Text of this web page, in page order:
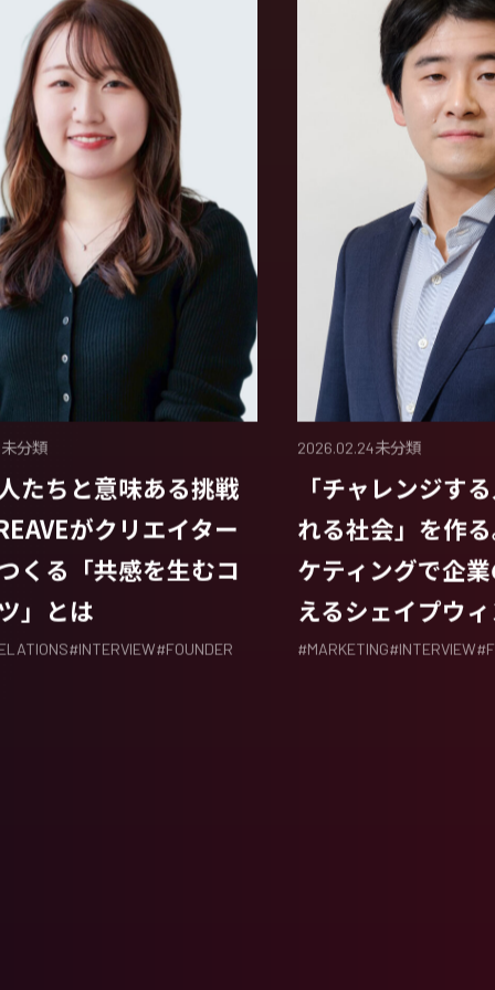
未分類
たちと意味ある挑戦
がクリエイター
くる「共感を生むコ
」とは
#INTERVIEW#FOUNDER
2026.02.24未分類
「チャレンジす
れる社会」を作
ケティングで企
えるシェイプウ
#MARKETING#INTERVIEW#